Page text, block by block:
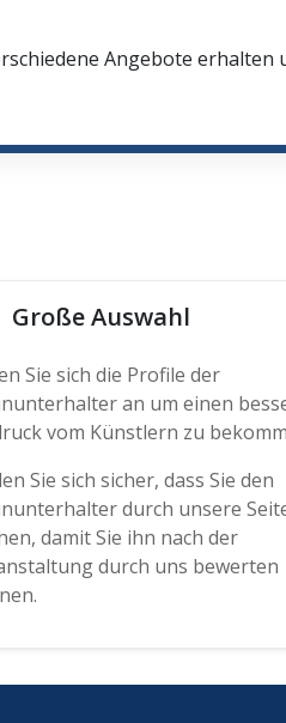
Angebote erhalten
Große Auswahl
Sie sich die Profile der
an um einen
vom Künstlern zu
Sie sich sicher, dass Sie den
durch unsere
damit Sie ihn nach der
durch uns bewerten